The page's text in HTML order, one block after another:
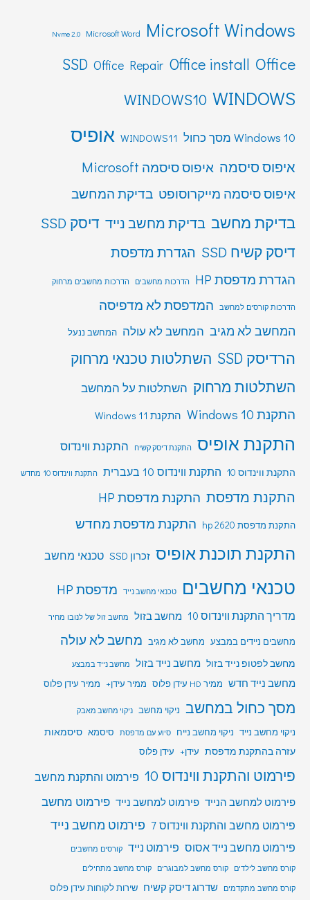
Microsoft Windows
Microsoft Word
Nvme 2.0
Office
Office install
Office Repair
SSD
WINDOWS
WINDOWS10
Windows 10 מסך כחול WINDOWS11 אופיס
איפוס סיסמה איפוס סיסמה Microsoft
איפוס סיסמה מייקרוסופט בדיקת המחשב
בדיקת מחשב בדיקת מחשב נייד דיסק SSD
דיסק קשיח SSD
הגדרת מדפסת
הגדרת מדפסת HP הדרכות מחשבים הדרכות מחשבים מרחוק
הדרכות קורסים למחשב המדפסת לא מדפיסה
המחשב לא מגיב המחשב לא עולה המחשב ננעל
הרדיסק SSD
השתלטות טכנאי מרחוק
השתלטות מרחוק השתלטות על המחשב
התקנת Windows 10 התקנת Windows 11
התקנת אופיס התקנת דיסק קשיח התקנת ווינדוס
התקנת ווינדוס 10 התקנת ווינדוס 10 בעברית התקנת ווינדוס 10 מחדש
התקנת מדפסת התקנת מדפסת HP
התקנת מדפסת hp 2620 התקנת מדפסת מחדש
התקנת תוכנת אופיס זכרון SSD טכנאי מחשב
טכנאי מחשבים טכנאי מחשב נייד מדפסת HP
מדריך התקנת ווינדוס 10 מחשב בזול מחשב זול של לנובו מחיר
מחשבים ניידים במבצע מחשב לא מגיב מחשב לא עולה
מחשב לפטופ נייד בזול מחשב נייד בזול מחשב נייד במבצע
מחשב נייד חדש ממיר HD עידן פלוס ממיר עידן+ ממיר עידן פלוס
מסך כחול במחשב ניקוי מחשב ניקוי מחשב מאבק
ניקוי מחשב נייד ניקוי מחשב נייח סיוע עם מדפסת סיסמא סיסמאות
עזרה בהתקנת מדפסת עידן+ עידן פלוס
פירמוט והתקנת ווינדוס 10 פירמוט והתקנת מחשב
פירמוט למחשב הנייד פירמוט למחשב נייד פירמוט מחשב
פירמוט מחשב והתקנת ווינדוס 7
פירמוט מחשב נייד
פירמוט מחשב נייד אסוס פירמוט נייד קורסים מחשבים
קורס מחשב לילדים
קורס מחשב למבוגרים
קורס מחשב מתחילים
קורס מחשב מתקדמים
שדרוג דיסק קשיח שירות לקוחות עידן פלוס